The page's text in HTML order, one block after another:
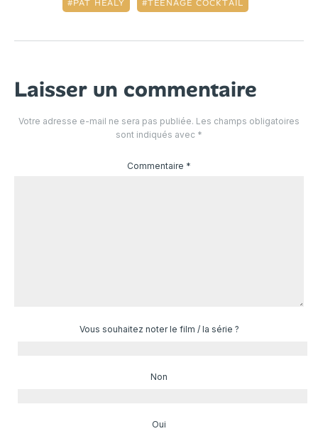
PAT HEALY TEENAGE COCKTAIL
Laisser un commentaire
Votre adresse e-mail ne sera pas publiée. Les champs obligatoires
sont indiqués avec *
Commentaire *
Vous souhaitez noter le film / la série ?
Non
Oui